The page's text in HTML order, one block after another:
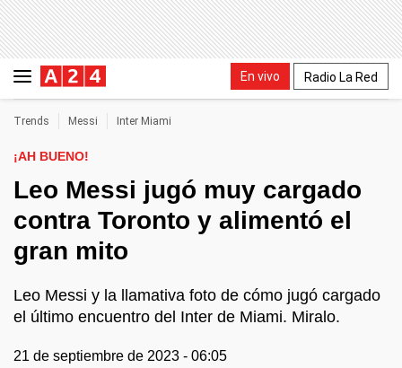
En vivo Radio La Red
Trends Messi Inter Miami
¡AH BUENO!
Leo Messi jugó muy cargado
contra Toronto y alimentó el
gran mito
Leo Messi y la llamativa foto de cómo jugó cargado
el último encuentro del Inter de Miami. Miralo.
21 de septiembre de 2023 - 06:05